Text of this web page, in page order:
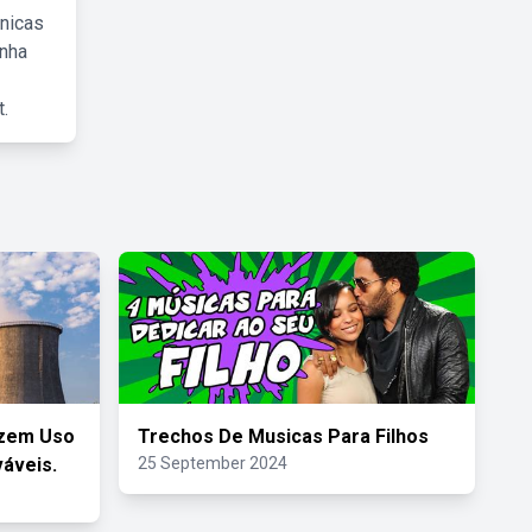
Uso
Trechos De Musicas Para Filhos
25 September 2024